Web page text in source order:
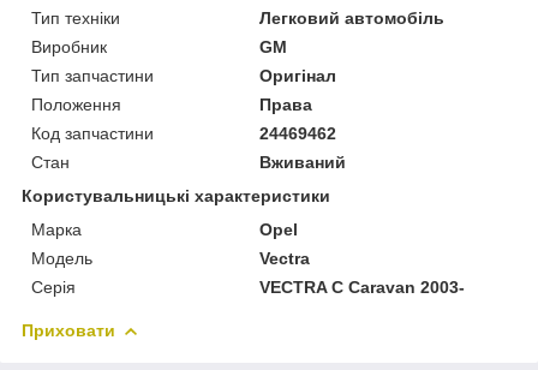
Тип техніки
Легковий автомобіль
Виробник
GM
Тип запчастини
Оригінал
Положення
Права
Код запчастини
24469462
Стан
Вживаний
Користувальницькі характеристики
Марка
Opel
Модель
Vectra
Серія
VECTRA C Caravan 2003-
Приховати